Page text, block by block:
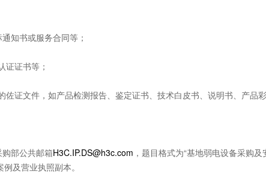
知书或服务合同等；
证证书等；
证文件，如产品检测报告、鉴定证书、技术白皮书、说明书、产品
部公共邮箱H3C.IP.DS@h3c.com ，题目格式为“基地弱电设备采购
及营业执照副本。